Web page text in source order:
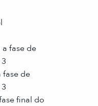
fase de
fase de
final do